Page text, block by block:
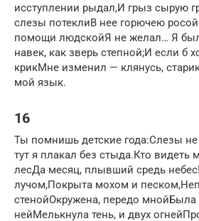
исступлении рыдал,И грыз сырую
слезы потеклиВ нее горючею
помощи людскойЯ не желал… Я
навек, как зверь степной;И если б
крикМне изменил — клянусь,
мой язык.
16
Ты помнишь детские года:Слезы
тут я плакал без стыда.Кто
лесДа месяц, плывший средь
лучом,Покрыта мохом и
стенойОкружена, передо мнойБыла
нейМелькнула тень, и двух